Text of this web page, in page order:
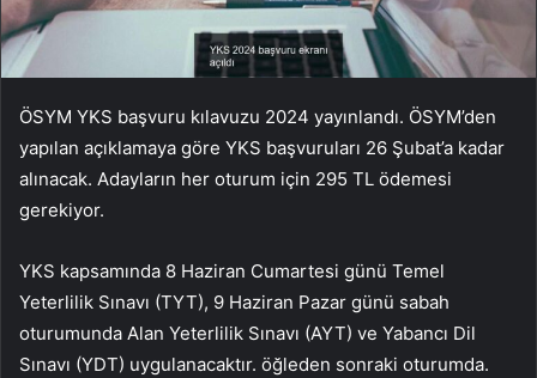
ÖSYM YKS başvuru kılavuzu 2024 yayınlandı. ÖSYM’den
yapılan açıklamaya göre YKS başvuruları 26 Şubat’a kadar
alınacak. Adayların her oturum için 295 TL ödemesi
gerekiyor.
YKS kapsamında 8 Haziran Cumartesi günü Temel
Yeterlilik Sınavı (TYT), 9 Haziran Pazar günü sabah
oturumunda Alan Yeterlilik Sınavı (AYT) ve Yabancı Dil
Sınavı (YDT) uygulanacaktır. öğleden sonraki oturumda.